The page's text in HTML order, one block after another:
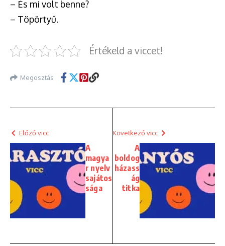
– És mi volt benne?
– Töpörtyű.
Értékeld a viccet!
Megosztás
Előző vicc
A
magya
r nyelv
sajátos
sága
Következő vicc
A
boldog
házass
ág
titka